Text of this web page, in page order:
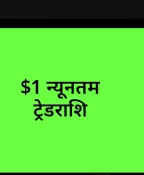
$1 न्यूनतम
ट्रेडराशि